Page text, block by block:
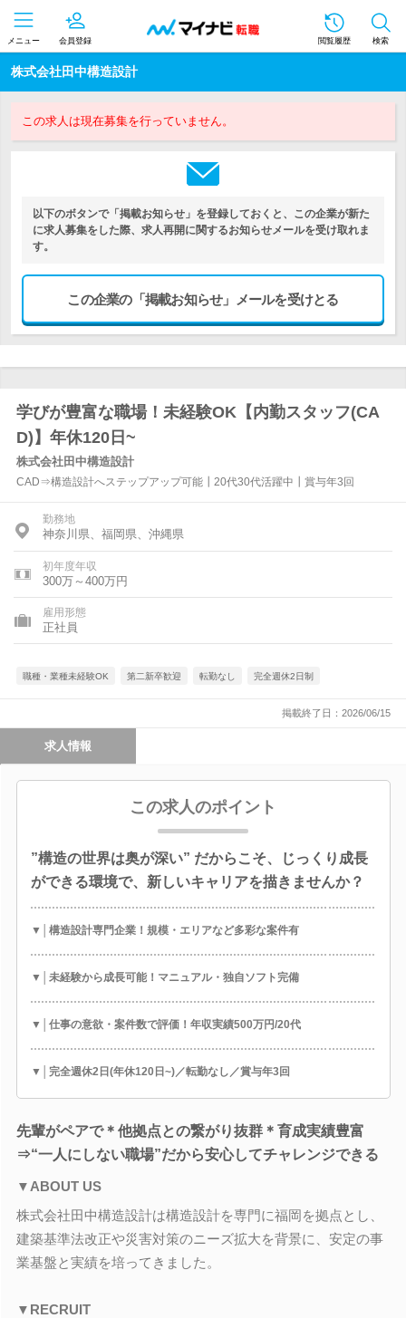
メニュー 会員登録 閲覧履歴 検索
株式会社田中構造設計
この求人は現在募集を行っていません。
以下のボタンで「掲載お知らせ」を登録しておくと、この企業が新た
に求人募集をした際、求人再開に関するお知らせメールを受け取れま
す。
この企業の「掲載お知らせ」メールを受けとる
学びが豊富な職場！未経験OK【内勤スタッフ(CA
D)】年休120日~
株式会社田中構造設計
CAD⇒構造設計へステップアップ可能┃20代30代活躍中┃賞与年3回
勤務地
神奈川県、福岡県、沖縄県
初年度年収
300万～400万円
雇用形態
正社員
職種・業種未経験OK 第二新卒歓迎 転勤なし 完全週休2日制
掲載終了日：2026/06/15
求人情報
この求人のポイント
”構造の世界は奥が深い” だからこそ、じっくり成長
ができる環境で、新しいキャリアを描きませんか？
▼│構造設計専門企業！規模・エリアなど多彩な案件有
▼│未経験から成長可能！マニュアル・独自ソフト完備
▼│仕事の意欲・案件数で評価！年収実績500万円/20代
▼│完全週休2日(年休120日~)／転勤なし／賞与年3回
先輩がペアで＊他拠点との繋がり抜群＊育成実績豊富
⇒“一人にしない職場”だから安心してチャレンジできる
▼ABOUT US
株式会社田中構造設計は構造設計を専門に福岡を拠点とし、
建築基準法改正や災害対策のニーズ拡大を背景に、安定の事
業基盤と実績を培ってきました。
▼RECRUIT